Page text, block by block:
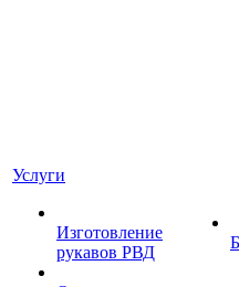
Услуги
Изготовление
рукавов РВД